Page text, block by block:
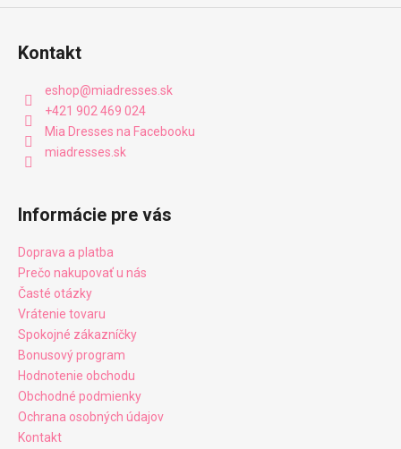
Kontakt
eshop@miadresses.sk
+421 902 469 024
Mia Dresses na Facebooku
miadresses.sk
Informácie pre vás
Doprava a platba
Prečo nakupovať u nás
Časté otázky
Vrátenie tovaru
Spokojné zákazníčky
Bonusový program
Hodnotenie obchodu
Obchodné podmienky
Ochrana osobných údajov
Kontakt